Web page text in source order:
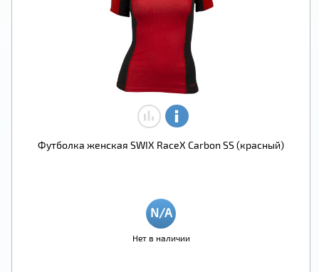
Футболка женская SWIX RaceX Carbon SS (красный)
Нет в наличии